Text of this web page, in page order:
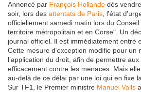
Annoncé par François Hollande dès
soir, lors des attentats de Paris , l'état
officiellement samedi matin lors du
territoire métropolitain et en Corse". Un
journal officiel. Il est immédiatement entré
Cette mesure d'exception modifie pour un
l’application du droit, afin de permettre aux
efficacement contre les menaces. Mais
au-delà de ce délai par une loi qui en fixe
Sur TF1, le Premier ministre Manuel Valls